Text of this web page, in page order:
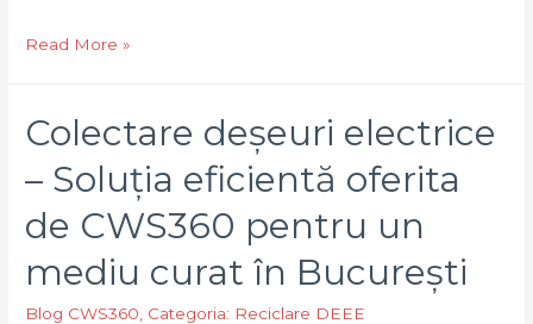
Bani
vechi
predarea
echipamentelor
Read More »
Colectare deșeuri electrice
– Soluția eficientă oferita
de CWS360 pentru un
mediu curat în București
Blog CWS360 Categoria: Reciclare DEEE